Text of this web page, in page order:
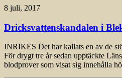
8 juli, 2017
Dricksvattenskandalen i
INRIKES Det har kallats en av de
För drygt tre år sedan upptäckte
blodprover som visat sig innehålla